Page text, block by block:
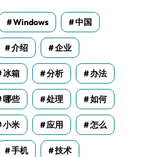
Windows 中国
介绍 企业
冰箱 分析 办法
哪些 处理 如何
小米 应用 怎么
手机 技术